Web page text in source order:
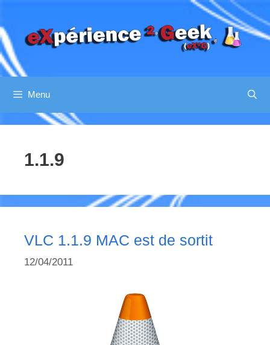
contenu
Menu
1.1.9
VLC 1.1.9 MAC est de sortit
12/04/2011